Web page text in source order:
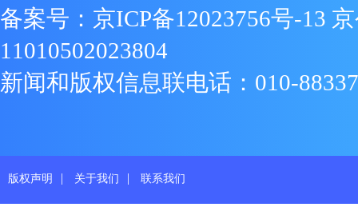
备案号： 京ICP备12023756号-13
11010502023804
新闻和版权信息联电话：010-
版权声明 | 关于我们 | 联系我们